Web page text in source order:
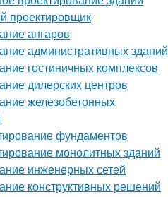
проектировщик
ангаров
административных зданий
гостиничных комплексов
дилерских центров
железобетонных
фундаментов
монолитных зданий
инженерных сетей
конструктивных решений